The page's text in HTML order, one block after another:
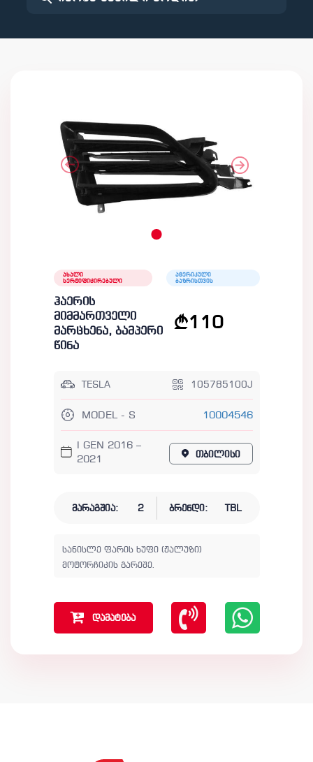
ახალი
სერტიფიცირებული
ამერიკული
ბაზრისთვის
ჰაერის
მიმმართველი
მარცხენა, ბამპერი
წინა
110
TESLA 105785100J
MODEL - S 10004546
I GEN 2016 –
2021
თბილისი
მარაგშია: 2 ბრენდი: TBL
სანისლე ფარის ხუფი (ჟალუზი)
მოტორჩიკის გარეშე.
დამატება